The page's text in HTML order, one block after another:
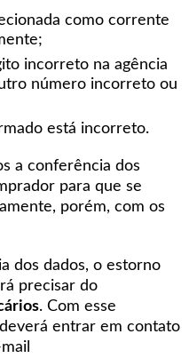
como corrente
incorreto na agência
número incorreto ou
está incorreto.
a conferência dos
para que se
porém, com os
dos dados, o estorno
precisar do
. Com esse
entrar em contato